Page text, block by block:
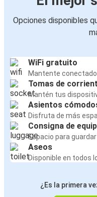
Opciones disponibles
WiFi gratuito
Mantente
Tomas de
Mantén tus
Asientos
Disfruta de más
Consigna de
Espacio para
Aseos
Disponible en todos
¿Es la primera